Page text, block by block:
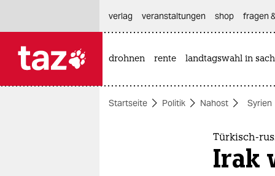
themen
verlag
veranstaltungen shop fragen
drohnen rente landtagswahl in
Startseite Politik Nahost Syrien
Türkisch-
Irak